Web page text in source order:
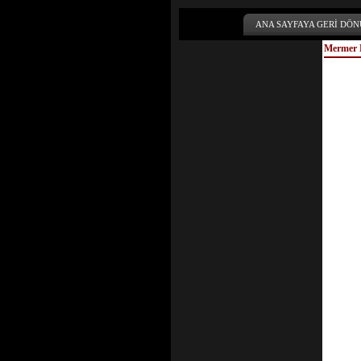
ANA SAYFAYA GERİ
Mermer